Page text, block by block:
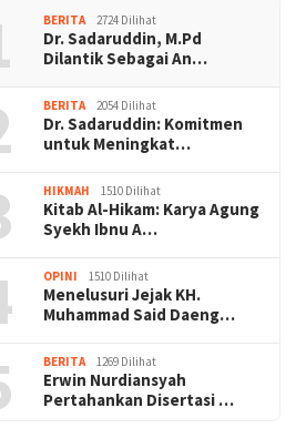
BERITA 2724 Dilihat
Dr. Sadaruddin, M.Pd
Dilantik Sebagai An…
BERITA 2054 Dilihat
Dr. Sadaruddin: Komitmen
untuk Meningkat…
HIKMAH 1510 Dilihat
Kitab Al-Hikam: Karya Agung
Syekh Ibnu A…
OPINI 1510 Dilihat
Menelusuri Jejak KH.
Muhammad Said Daeng…
BERITA 1269 Dilihat
Erwin Nurdiansyah
Pertahankan Disertasi …